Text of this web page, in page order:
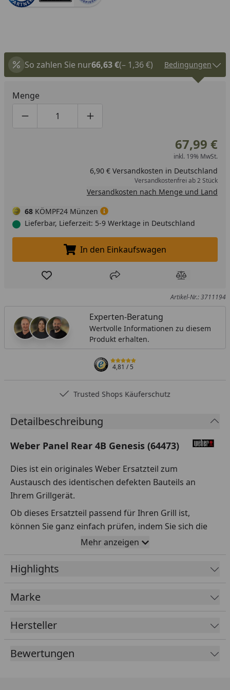
So zahlen Sie nur66,63 €(– 1,36 €) Bedingungen
Menge
Produktmenge um eins verringern
Produktmenge manuell eingeben
Produktmenge um eins erhöhen
67,99 €
inkl. 19% MwSt.
6,90 € Versandkosten in Deutschland
Versandkostenfrei ab 2 Stück
Versandkosten nach Menge und Land
68 KÖMPF24 Münzen
Lieferbar, Lieferzeit: 5-9 Werktage in Deutschland
In den Einkaufswagen legen
In den Einkaufswagen
Produkt zur Wunschliste hinzufügen
Teilen Produkt
Artikel-Nr.: 3711194
Experten-Beratung
Wertvolle Informationen zu diesem
Produkt erhalten.
4,81/ 5
Trusted Shops Käuferschutz
Detailbeschreibung
Weber Panel Rear 4B Genesis (64473)
Dies ist ein originales Weber Ersatzteil zum
Austausch des identischen defekten Bauteils an
Ihrem Grillgerät.
Ob dieses Ersatzteil passend für Ihren Grill ist,
können Sie ganz einfach prüfen, indem Sie sich die
Explosionszeichnung Ihres Grills anschauen und dort
das betreffende Teil heraussuchen.
Über die Seriennummer Ihres Grillgeräts kommen Sie
ganz einfach zur passenden Explosionszeichnung.
Geben Sie dafür die Seriennummer
Sollte Ihnen nicht bekannt sein, wo Sie die
Seriennummer finden, klicken Sie bitteHIER.
Mehr anzeigen
Highlights
Marke
Hersteller
Bewertungen